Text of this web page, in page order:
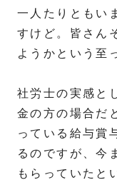
一人たりともい
すけど。皆さん
ようかという至
社労士の実感と
金の方の場合だ
っている給与賞
るのですが、今
もらっていたと